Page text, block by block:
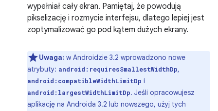
wypełniał cały ekran. Pamiętaj, że powodują
pikselizację i rozmycie interfejsu, dlatego lepiej jest
zoptymalizować go pod kątem dużych ekrany.
Uwaga: w Androidzie 3.2 wprowadzono nowe
atrybuty: android:requiresSmallestWidthDp,
android:compatibleWidthLimitDp i
android:largestWidthLimitDp. Jeśli opracowujesz
aplikację na Androida 3.2 lub nowszego, użyj tych